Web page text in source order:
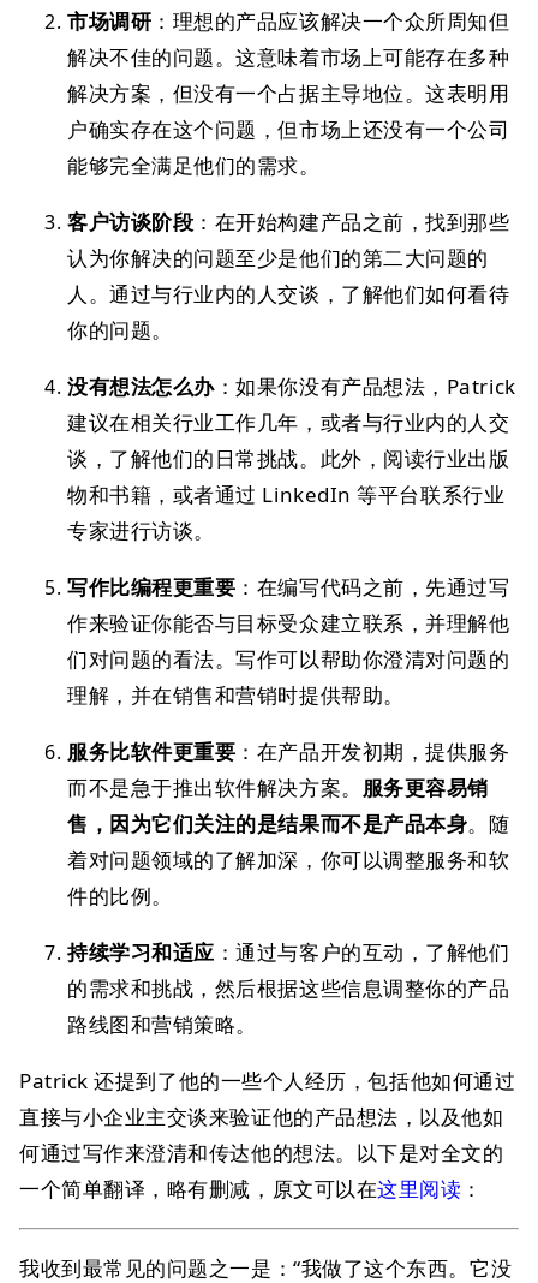
市场调研 ：理想的产品应该解决一个众所周知但
解决不佳的问题。这意味着市场上可能存在多种
解决方案，但没有一个占据主导地位。这表明用
户确实存在这个问题，但市场上还没有一个公司
能够完全满足他们的需求。
客户访谈阶段 ：在开始构建产品之前，找到那些
认为你解决的问题至少是他们的第二大问题的
人。通过与行业内的人交谈，了解他们如何看待
你的问题。
没有想法怎么办：如果你没有产品想法，Patrick
建议在相关行业工作几年，或者与行业内的人交
谈，了解他们的日常挑战。此外，阅读行业出版
物和书籍，或者通过 LinkedIn 等平台联系行业
专家进行访谈。
写作比编程更重要 ：在编写代码之前，先通过写
作来验证你能否与目标受众建立联系，并理解他
们对问题的看法。写作可以帮助你澄清对问题的
理解，并在销售和营销时提供帮助。
服务比软件更重要 ：在产品开发初期，提供服务
而不是急于推出软件解决方案。 服务更容易销
售，因为它们关注的是结果而不是产品本身。随
着对问题领域的了解加深，你可以调整服务和软
件的比例。
持续学习和适应 ：通过与客户的互动，了解他们
的需求和挑战，然后根据这些信息调整你的产品
路线图和营销策略。
Patrick 还提到了他的一些个人经历，包括他如何通过
直接与小企业主交谈来验证他的产品想法，以及他如
何通过写作来澄清和传达他的想法。
以下是对全文的
一个简单翻译，略有删减，原文可以在这里阅读 ：
我收到最常见的问题之一是：“我做了这个东西。它没